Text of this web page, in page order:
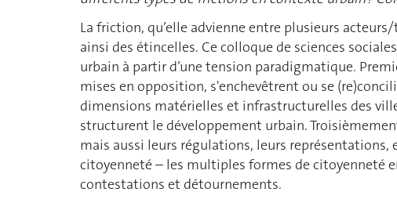
La friction, qu’elle advienne entre plusieurs
ainsi des étincelles. Ce colloque de sciences
urbain à partir d’une tension paradigmatique.
mises en opposition, s'enchevêtrent ou se
dimensions matérielles et infrastructurelles des
structurent le développement urbain.
mais aussi leurs régulations, leurs
citoyenneté – les multiples formes de citoyenneté
contestations et détournements.